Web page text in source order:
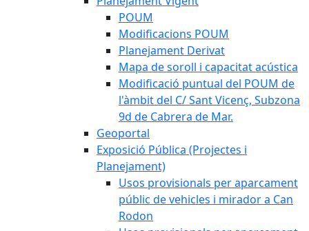
POUM
Modificacions POUM
Planejament Derivat
Mapa de soroll i capacitat acústica
Modificació puntual del POUM de
l'àmbit del C/ Sant Vicenç, Subzona
9d de Cabrera de Mar.
Geoportal
Exposició Pública (Projectes i
Planejament)
Usos provisionals per aparcament
públic de vehicles i mirador a Can
Rodon